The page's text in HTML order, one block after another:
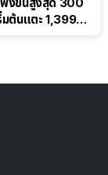
มต้นแตะ 1,399